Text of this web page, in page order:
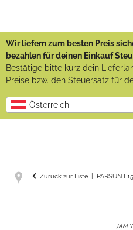
Wir liefern zum besten Preis
bezahlen für deinen Einkauf
Bestätige bitte kurz dein
Preise bzw. den Steuersatz für
Österreich
Zurück zur Liste PARSUN
JAM